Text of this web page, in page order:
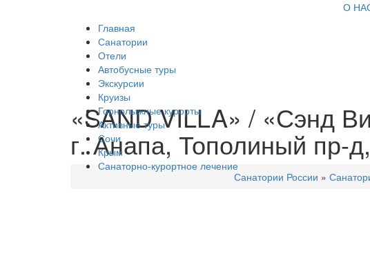
О
Главная
Санатории
Отели
Автобусные туры
Экскурсии
Круизы
Горнолыжные курорты
Активные туры
Сочи
Крым
Санаторно-курортное лечение
«SAND VILLA» / «Сэнд
г. Анапа, Тополиный пр-
Санатории России »